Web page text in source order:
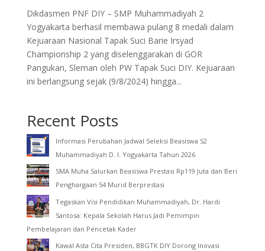
Dikdasmen PNF DIY – SMP Muhammadiyah 2
Yogyakarta berhasil membawa pulang 8 medali dalam
Kejuaraan Nasional Tapak Suci Barie Irsyad
Championship 2 yang diselenggarakan di GOR
Pangukan, Sleman oleh PW Tapak Suci DIY. Kejuaraan
ini berlangsung sejak (9/8/2024) hingga...
Recent Posts
Informasi Perubahan Jadwal Seleksi Beasiswa S2
Muhammadiyah D. I. Yogyakarta Tahun 2026
SMA Muha Salurkan Beasiswa Prestasi Rp119 Juta dan Beri
Penghargaan 54 Murid Berprestasi
Tegaskan Visi Pendidikan Muhammadiyah, Dr. Hardi
Santosa: Kepala Sekolah Harus Jadi Pemimpin
Pembelajaran dan Pencetak Kader
Kawal Asta Cita Presiden, BBGTK DIY Dorong Inovasi